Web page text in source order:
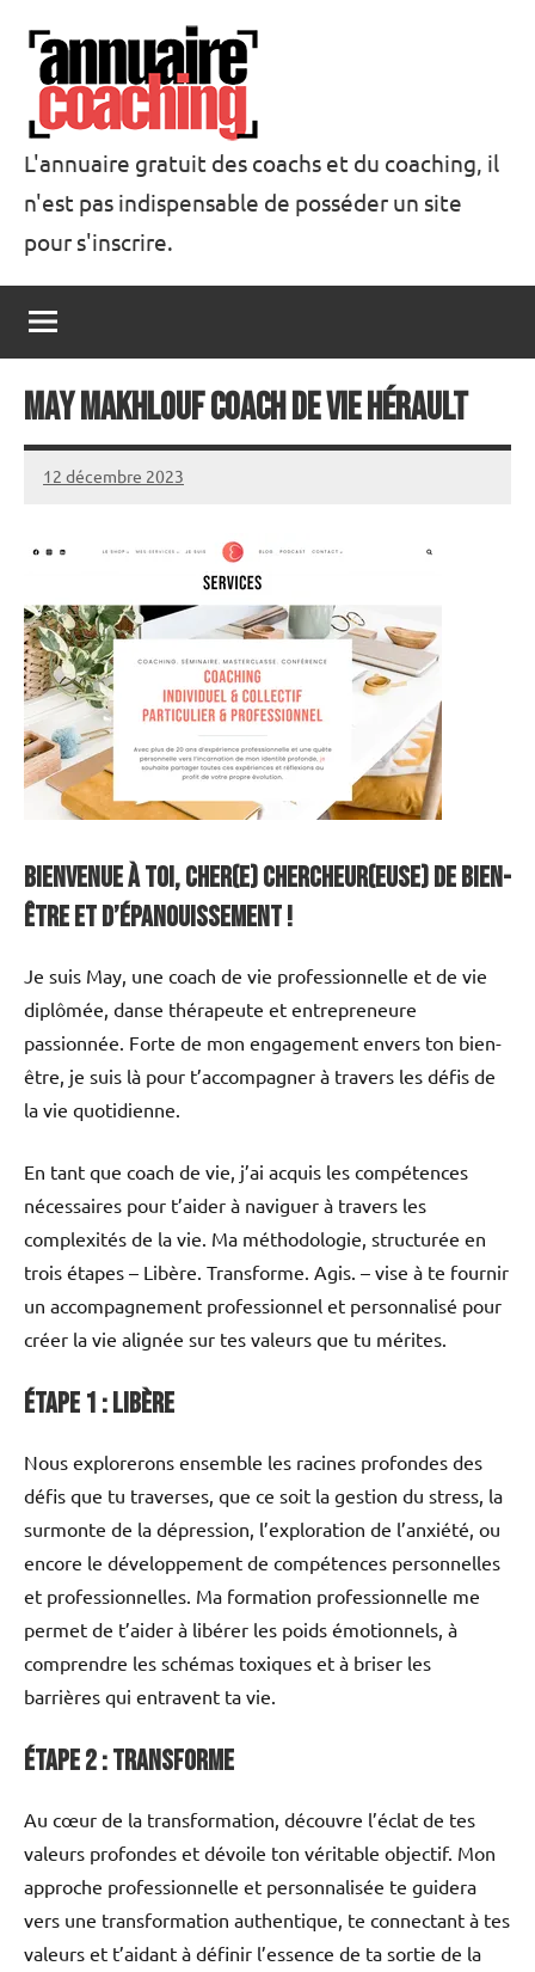
contenu
Annuaire
Coaching
L'annuaire gratuit des coachs et du coaching, il
n'est pas indispensable de posséder un site
pour s'inscrire.
May Makhlouf Coach de Vie Hérault
12 décembre 2023
annuairecoaching
Bienvenue à toi, cher(e) chercheur(euse) de bien-
être et d’épanouissement !
Je suis May, une coach de vie professionnelle et de vie
diplômée, danse thérapeute et entrepreneure
passionnée. Forte de mon engagement envers ton bien-
être, je suis là pour t’accompagner à travers les défis de
la vie quotidienne.
En tant que coach de vie, j’ai acquis les compétences
nécessaires pour t’aider à naviguer à travers les
complexités de la vie. Ma méthodologie, structurée en
trois étapes – Libère. Transforme. Agis. – vise à te fournir
un accompagnement professionnel et personnalisé pour
créer la vie alignée sur tes valeurs que tu mérites.
Étape 1 : Libère
Nous explorerons ensemble les racines profondes des
défis que tu traverses, que ce soit la gestion du stress, la
surmonte de la dépression, l’exploration de l’anxiété, ou
encore le développement de compétences personnelles
et professionnelles. Ma formation professionnelle me
permet de t’aider à libérer les poids émotionnels, à
comprendre les schémas toxiques et à briser les
barrières qui entravent ta vie.
Étape 2 : Transforme
Au cœur de la transformation, découvre l’éclat de tes
valeurs profondes et dévoile ton véritable objectif. Mon
approche professionnelle et personnalisée te guidera
vers une transformation authentique, te connectant à tes
valeurs et t’aidant à définir l’essence de ta sortie de la